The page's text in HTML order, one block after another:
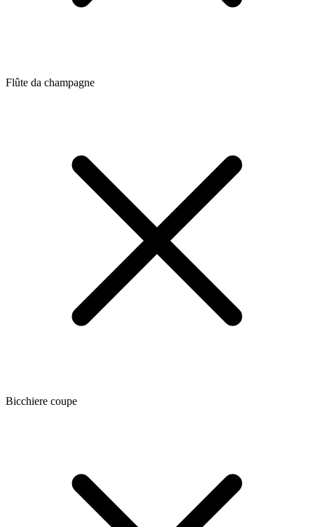
Flûte da champagne
Bicchiere coupe